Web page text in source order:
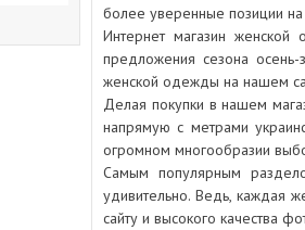
более уверенные позиции
Интернет магазин
предложения сезона
женской одежды на нашем
Делая покупки в нашем
напрямую с метрами
огромном многообразии
Самым популярным
удивительно. Ведь, каждая
сайту и высокого качества